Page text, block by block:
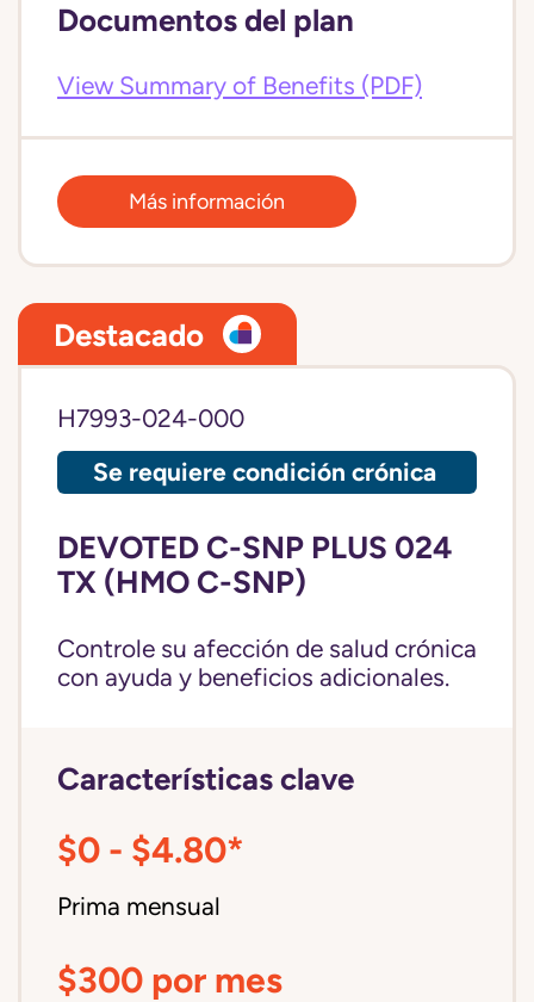
Documentos del plan
View Summary of Benefits (PDF)
Más información
Destacado
H7993-024-000
Se requiere condición crónica
DEVOTED C-SNP PLUS 024
TX (HMO C-SNP)
Controle su afección de salud crónica
con ayuda y beneficios adicionales.
Características clave
$0 - $4.80*
Prima mensual
$300 por mes